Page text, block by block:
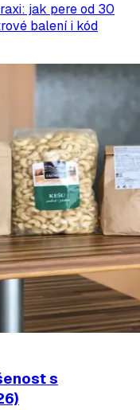
jak pere od 30
balení i kód
s